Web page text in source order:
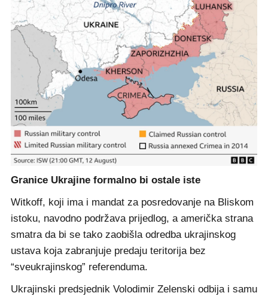
Granice Ukrajine formalno bi ostale iste
Witkoff, koji ima i mandat za posredovanje na Bliskom
istoku, navodno podržava prijedlog, a američka strana
smatra da bi se tako zaobišla odredba ukrajinskog
ustava koja zabranjuje predaju teritorija bez
“sveukrajinskog” referenduma.
Ukrajinski predsjednik Volodimir Zelenski odbija i samu